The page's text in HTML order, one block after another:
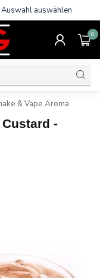
auswählen
0
& Vape Aroma
-